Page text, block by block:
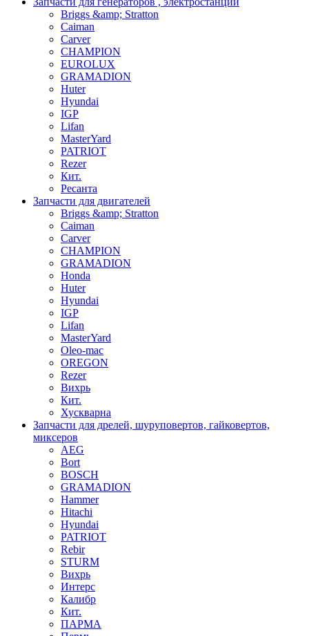
Briggs &amp; Stratton
Caiman
Carver
CHAMPION
EUROLUX
GRAMADION
Huter
Hyundai
IGP
Lifan
MasterYard
PATRIOT
Rezer
Кит.
Ресанта
Запчасти для двигателей
Briggs &amp; Stratton
Caiman
Carver
CHAMPION
GRAMADION
Honda
Huter
Hyundai
IGP
Lifan
MasterYard
Oleo-mac
OREGON
Rezer
Вихрь
Кит.
Хускварна
Запчасти для дрелей, шуруповертов, гайковертов,
миксеров
AEG
Bort
BOSCH
GRAMADION
Hammer
Hitachi
Hyundai
PATRIOT
Rebir
STURM
Вихрь
Интерс
Калибр
Кит.
ПАРМА